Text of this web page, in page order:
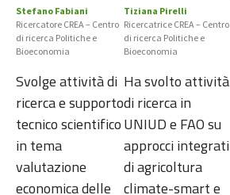
Stefano Fabiani
Ricercatore CREA – Centro
di ricerca Politiche e
Bioeconomia
Svolge attività di
ricerca e supporto
tecnico scientifico
in tema
valutazione
economica delle
Tiziana Pirelli
Ricercatrice CREA – Centro
di ricerca Politiche e
Bioeconomia
Ha svolto attività
di ricerca in
UNIUD e FAO su
approcci integrati
di agricoltura
climate-smart e